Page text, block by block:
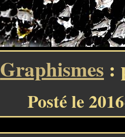
Graphismes :
Posté le